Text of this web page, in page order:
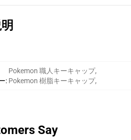
:
Pokemon 職人キーキャップ,
Pokemon 樹脂キーキャップ,
Say